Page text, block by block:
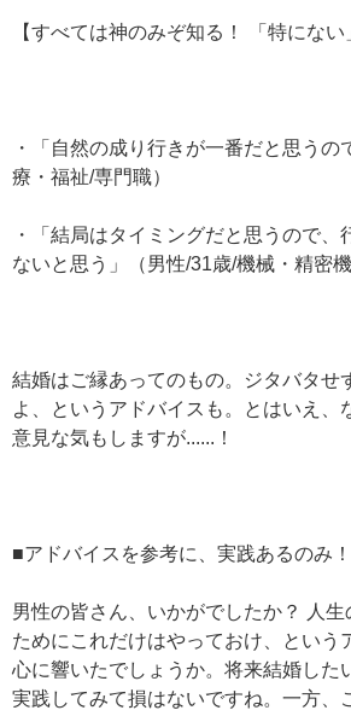
【すべては神のみぞ知る！ 「特にない
・「自然の成り行きが一番だと思うの
療・福祉/専門職）
・「結局はタイミングだと思うので、
ないと思う」（男性/31歳/機械・精密機
結婚はご縁あってのもの。ジタバタせ
よ、というアドバイスも。とはいえ、
意見な気もしますが......！
■アドバイスを参考に、実践あるのみ！
男性の皆さん、いかがでしたか？ 人
ためにこれだけはやっておけ、という
心に響いたでしょうか。将来結婚した
実践してみて損はないですね。一方、